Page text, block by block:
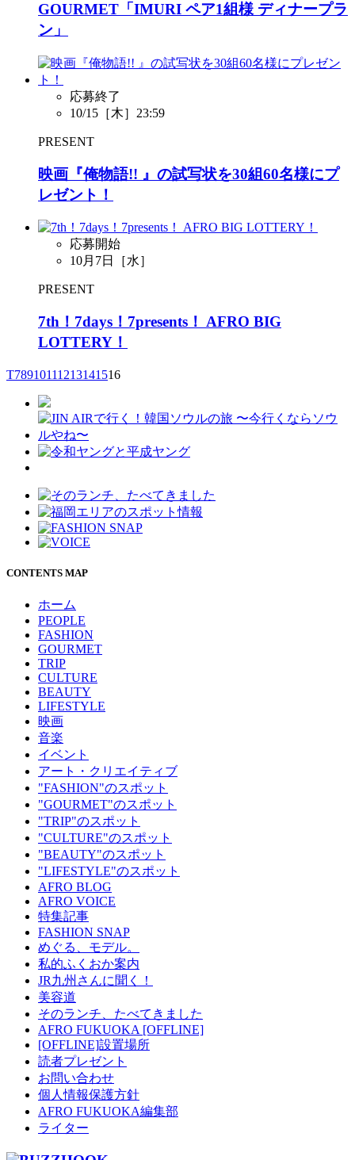
GOURMET「IMURI ペア1組様 ディナープラ
ン」
応募終了
10/15［木］23:59
PRESENT
映画『俺物語!! 』の試写状を30組60名様にプ
レゼント！
応募開始
10月7日［水］
PRESENT
7th！7days！7presents！ AFRO BIG
LOTTERY！
T78910111213141516
CONTENTS MAP
ホーム
PEOPLE
FASHION
GOURMET
TRIP
CULTURE
BEAUTY
LIFESTYLE
映画
音楽
イベント
アート・クリエイティブ
"FASHION"のスポット
"GOURMET"のスポット
"TRIP"のスポット
"CULTURE"のスポット
"BEAUTY"のスポット
"LIFESTYLE"のスポット
AFRO BLOG
AFRO VOICE
特集記事
FASHION SNAP
めぐる、モデル。
私的ふくおか案内
JR九州さんに聞く！
美容道
そのランチ、たべてきました
AFRO FUKUOKA [OFFLINE]
[OFFLINE]設置場所
読者プレゼント
お問い合わせ
個人情報保護方針
AFRO FUKUOKA編集部
ライター